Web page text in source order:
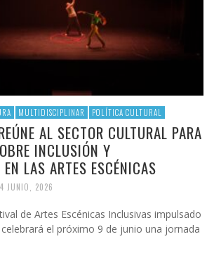
MULTIDISCIPLINAR POLÍTICA CULTURAL
AL SECTOR CULTURAL PARA
INCLUSIÓN Y
LAS ARTES ESCÉNICAS
4 JUNIO, 2026
de Artes Escénicas Inclusivas impulsado
el próximo 9 de junio una jornada